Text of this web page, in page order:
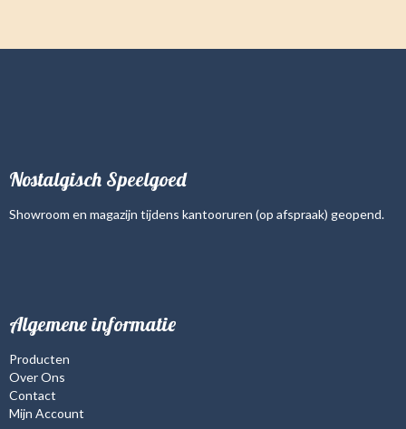
Nostalgisch Speelgoed
Showroom en magazijn tijdens kantooruren (op afspraak) geopend.
Algemene informatie
Producten
Over Ons
Contact
Mijn Account